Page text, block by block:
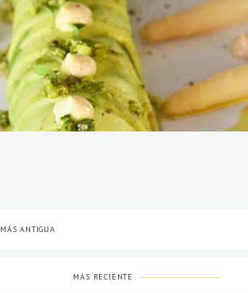
MÁS ANTIGUA
MÁS RECIENTE